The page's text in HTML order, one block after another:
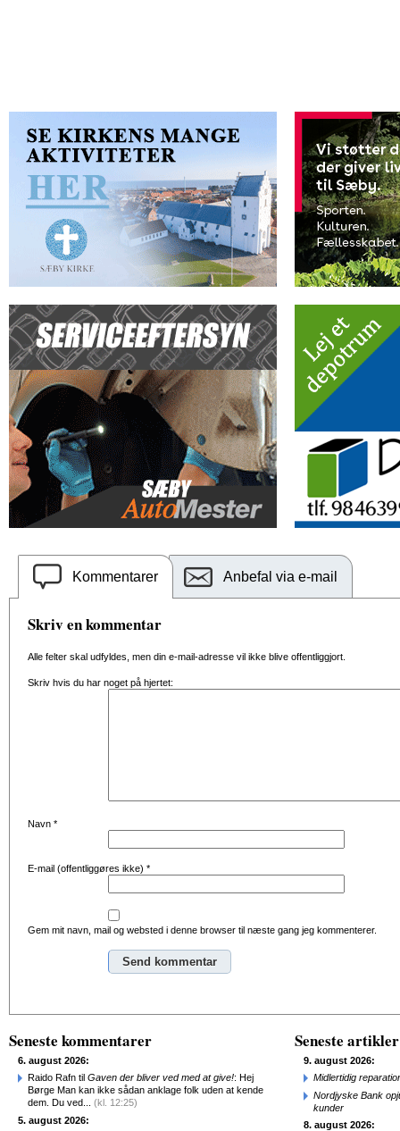
Kommentarer Anbefal via e-mail
Skriv en kommentar
Alle felter skal udfyldes, men din e-mail-adresse vil ikke blive offentliggjort.
Skriv hvis du har noget på hjertet:
Navn *
E-mail (offentliggøres ikke) *
Gem mit navn, mail og websted i denne browser til næste gang jeg kommenterer.
Seneste kommentarer
6. august 2026:
Raido Rafn til Gaven der bliver ved med at give!: Hej
Børge Man kan ikke sådan anklage folk uden at kende
dem. Du ved... (kl. 12:25)
5. august 2026:
Seneste artikler
9. august 2026:
Midlertidig
Nordjyske Bank
kunder
8. august 2026: